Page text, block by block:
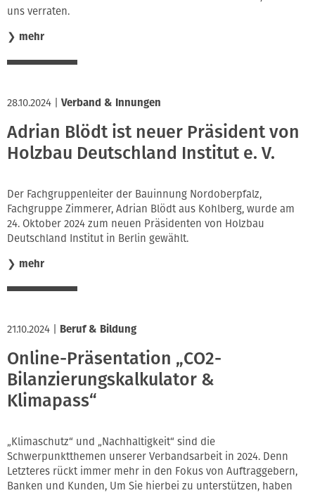
uns verraten.
❯ mehr
28.10.2024 Verband & Innungen
Adrian Blödt ist neuer Präsident von
Holzbau Deutschland Institut e. V.
Der Fachgruppenleiter der Bauinnung Nordoberpfalz,
Fachgruppe Zimmerer, Adrian Blödt aus Kohlberg, wurde am
24. Oktober 2024 zum neuen Präsidenten von Holzbau
Deutschland Institut in Berlin gewählt.
❯ mehr
21.10.2024 Beruf & Bildung
Online-Präsentation „CO2-
Bilanzierungskalkulator &
Klimapass“
„Klimaschutz“ und „Nachhaltigkeit“ sind die
Schwerpunktthemen unserer Verbandsarbeit in 2024. Denn
Letzteres rückt immer mehr in den Fokus von Auftraggebern,
Banken und Kunden, Um Sie hierbei zu unterstützen, haben